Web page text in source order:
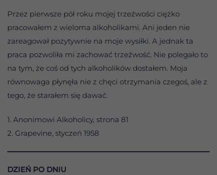
Przez pierwsze pół roku mojej trzeźwości ciężko
pracowałem z wieloma alkoholikami. Ani jeden nie
zareagował pozytywnie na moje wysiłki. A jednak ta
praca pozwoliła mi zachować trzeźwość. Nie polegało to
na tym, że coś od tych alkoholików dostałem. Moja
równowaga płynęła nie z chęci otrzymania czegoś, ale z
tego, że starałem się dawać.
1. Anonimowi Alkoholicy, strona 81
2. Grapevine, styczeń 1958
DZIEŃ PO DNIU